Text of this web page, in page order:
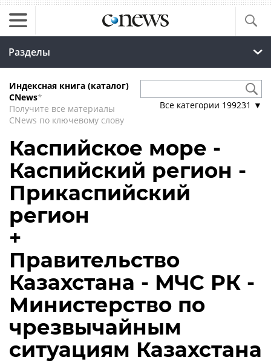
Разделы
Индексная книга (каталог)
CNews*
Получите все материалы
CNews по ключевому слову
Все категории 199231 ▼
Каспийское море -
Каспийский регион -
Прикаспийский
регион
+
Правительство
Казахстана - МЧС РК -
Министерство по
чрезвычайным
ситуациям Казахстана